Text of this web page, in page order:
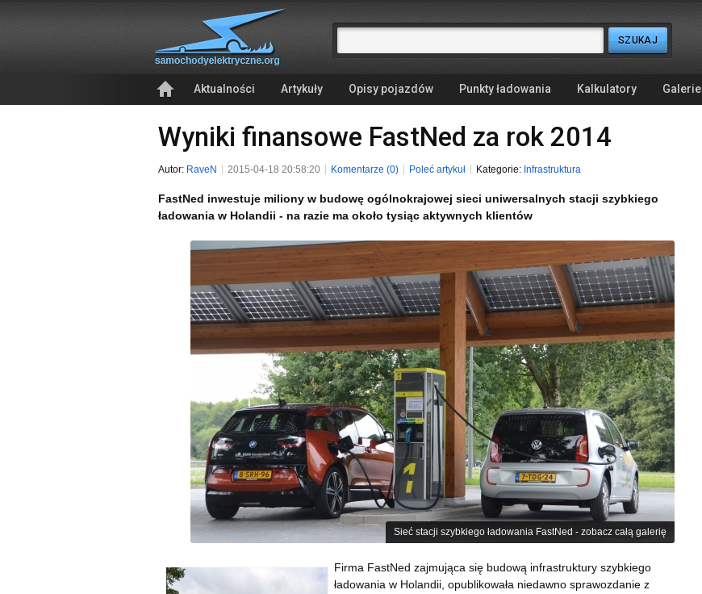
Aktualności Artykuły Opisy pojazdów Punkty ładowania Kalkulatory Galerie
Wyniki finansowe FastNed za rok 2014
Autor: RaveN 2015-04-18 20:58:20 Komentarze (0) Poleć artykuł Kategorie: Infrastruktura
FastNed inwestuje miliony w budowę ogólnokrajowej sieci uniwersalnych stacji szybkiego
ładowania w Holandii - na razie ma około tysiąc aktywnych klientów
Sieć stacji szybkiego ładowania FastNed - zobacz całą galerię
Firma FastNed zajmująca się budową infrastruktury szybkiego
ładowania w Holandii, opublikowała niedawno sprawozdanie z